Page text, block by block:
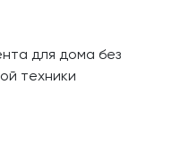
для дома без
техники